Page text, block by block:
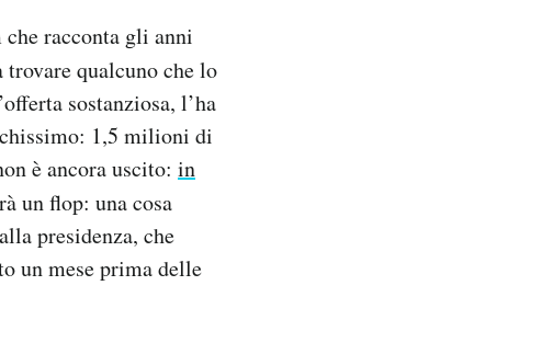
racconta gli anni
qualcuno che lo
sostanziosa, l’ha
1,5 milioni di
è ancora uscito: in
un flop: una cosa
presidenza, che
un mese prima delle